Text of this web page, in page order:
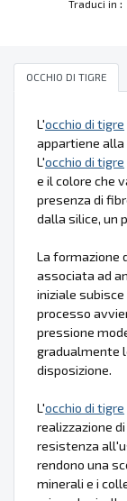
Traduci in :
OCCHIO DI TIGRE
L'occhio di tigre
appartiene
L'occhio di tigre
e il colore che
presenza di
dalla silice, un
La formazione
associata ad
iniziale
processo
pressione
gradualmente
disposizione.
L'occhio di tigre
realizzazione di
resistenza
rendono una
minerali e i